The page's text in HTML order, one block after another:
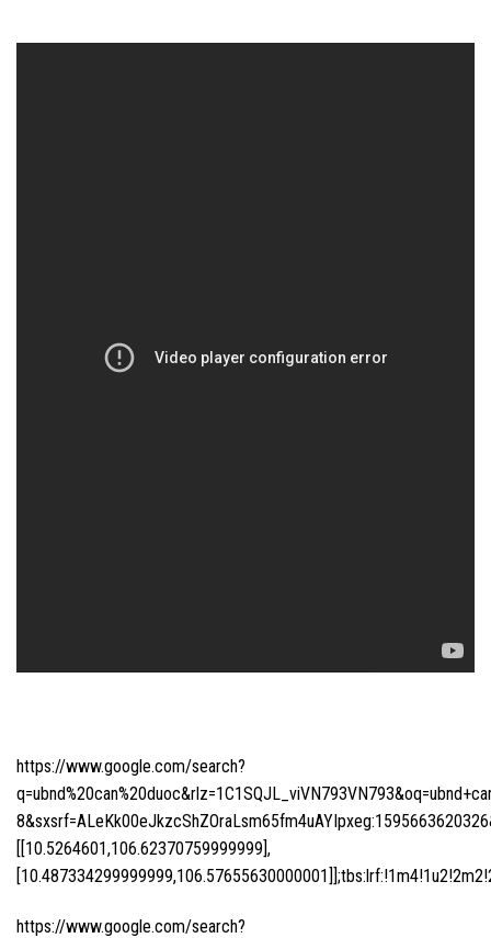
https://www.google.com/search?
[[10.5264601,106.62370759999999],
https://www.google.com/search?